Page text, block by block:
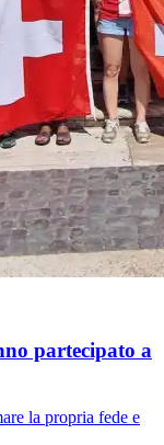
partecipato a
la propria fede e